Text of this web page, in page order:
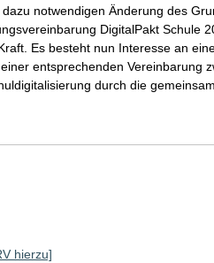
notwendigen Änderung des
DigitalPakt Schule
Es besteht nun Interesse an
entsprechenden Vereinbarung
durch die
hierzu]